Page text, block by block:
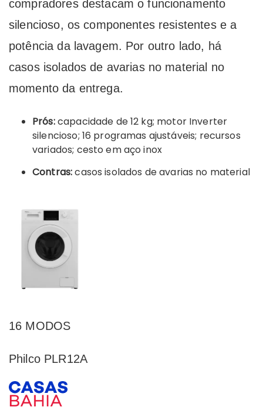
compradores destacam o funcionamento
silencioso, os componentes resistentes e a
potência da lavagem. Por outro lado, há
casos isolados de avarias no material no
momento da entrega.
Prós:capacidade de 12 kg; motor Inverter
silencioso; 16 programas ajustáveis; recursos
variados; cesto em aço inox
Contras:casos isolados de avarias no material
16 MODOS
Philco PLR12A